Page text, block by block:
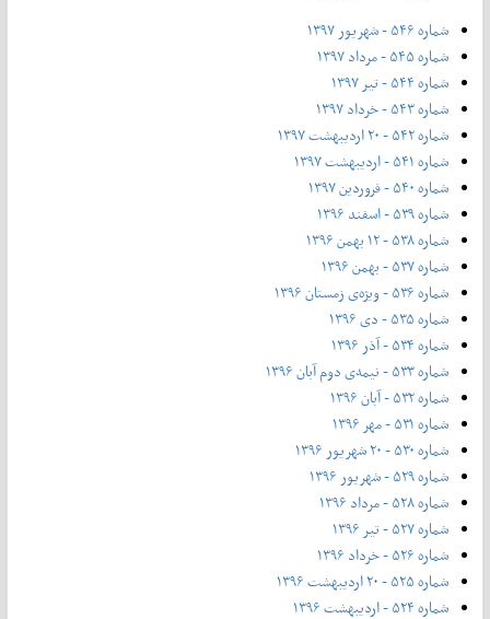
شماره ۵۴۶ - شهریور ۱۳۹۷
شماره ۵۴۵ - مرداد ۱۳۹۷
شماره ۵۴۴ - تیر ۱۳۹۷
شماره ۵۴۳ - خرداد ۱۳۹۷
شماره ۵۴۲ - ۲۰ اردیبهشت ۱۳۹۷
شماره ۵۴۱ - اردیبهشت ۱۳۹۷
شماره ۵۴۰ - فروردین ۱۳۹۷
شماره ۵۳۹ - اسفند ۱۳۹۶
شماره ۵۳۸ - ۱۲ بهمن ۱۳۹۶
شماره ۵۳۷ - بهمن ۱۳۹۶
شماره ۵۳۶ - ویژه‌ی زمستان ۱۳۹۶
شماره ۵۳۵ - دی ۱۳۹۶
شماره ۵۳۴ - آذر ۱۳۹۶
شماره ۵۳۳ - نیمه‌ی دوم آبان ۱۳۹۶
شماره ۵۳۲ - آبان ۱۳۹۶
شماره ۵۳۱ - مهر ۱۳۹۶
شماره ۵۳۰ - ۲۰ شهریور ۱۳۹۶
شماره ۵۲۹ - شهریور ۱۳۹۶
شماره ۵۲۸ - مرداد ۱۳۹۶
شماره ۵۲۷ - تیر ۱۳۹۶
شماره ۵۲۶ - خرداد ۱۳۹۶
شماره ۵۲۵ - ۲۰ اردیبهشت ۱۳۹۶
شماره ۵۲۴ - اردیبهشت ۱۳۹۶